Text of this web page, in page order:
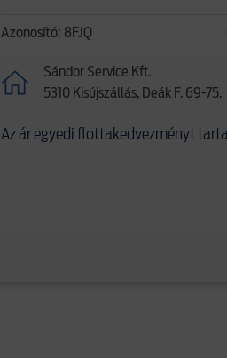
Azonosító: 8FJQ
Sándor Service Kft.
5310 Kisújszállás, Deák F. 69-75.
Az ár egyedi flottakedvezményt